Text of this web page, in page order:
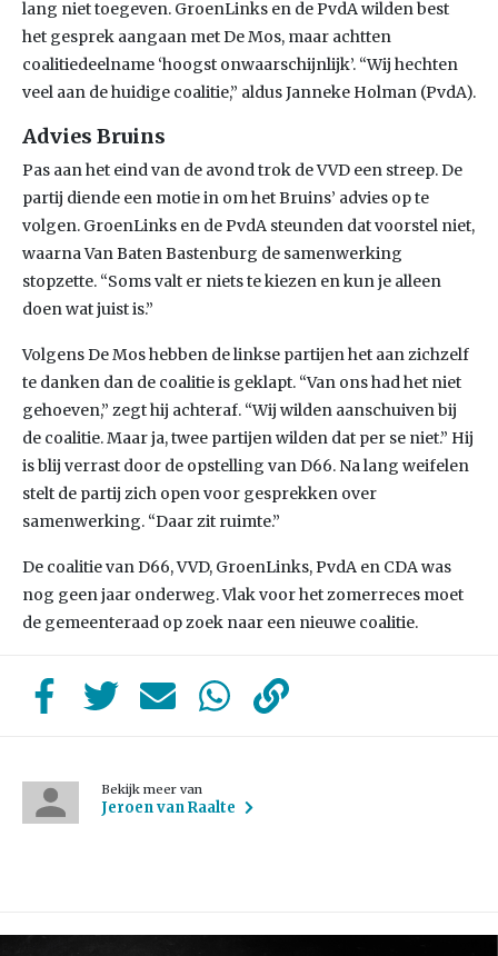
lang niet toegeven. GroenLinks en de PvdA wilden best
het gesprek aangaan met De Mos, maar achtten
coalitiedeelname ‘hoogst onwaarschijnlijk’. “Wij hechten
veel aan de huidige coalitie,” aldus Janneke Holman (PvdA).
Advies Bruins
Pas aan het eind van de avond trok de VVD een streep. De
partij diende een motie in om het Bruins’ advies op te
volgen. GroenLinks en de PvdA steunden dat voorstel niet,
waarna Van Baten Bastenburg de samenwerking
stopzette. “Soms valt er niets te kiezen en kun je alleen
doen wat juist is.”
Volgens De Mos hebben de linkse partijen het aan zichzelf
te danken dan de coalitie is geklapt. “Van ons had het niet
gehoeven,” zegt hij achteraf. “Wij wilden aanschuiven bij
de coalitie. Maar ja, twee partijen wilden dat per se niet.” Hij
is blij verrast door de opstelling van D66. Na lang weifelen
stelt de partij zich open voor gesprekken over
samenwerking. “Daar zit ruimte.”
De coalitie van D66, VVD, GroenLinks, PvdA en CDA was
nog geen jaar onderweg. Vlak voor het zomerreces moet
de gemeenteraad op zoek naar een nieuwe coalitie.
Bekijk meer van
Jeroen van Raalte